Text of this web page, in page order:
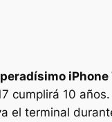
iPhone
cumplirá 10 años.
el terminal